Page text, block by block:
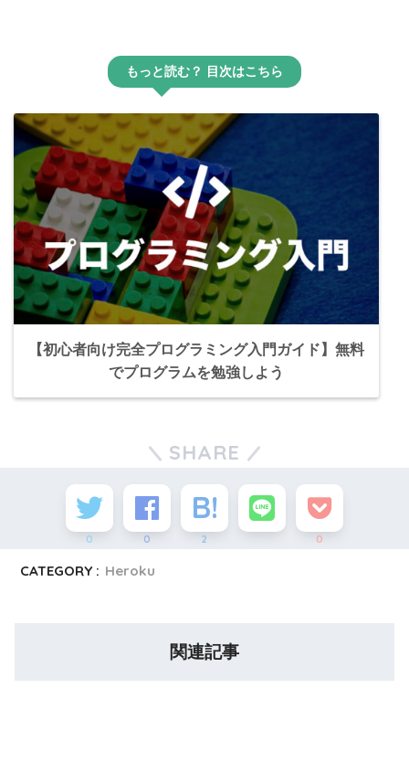
もっと読む？ 目次はこちら
【初心者向け完全プログラミング入門ガイド】無料
でプログラムを勉強しよう
SHARE
0 0 2 0
CATEGORY : Heroku
関連記事